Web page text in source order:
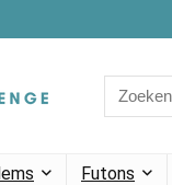
for:
Futons